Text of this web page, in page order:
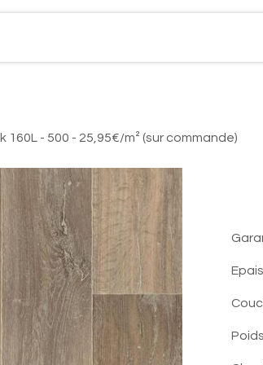
160L - 500 - 25,95€/m² (sur commande)